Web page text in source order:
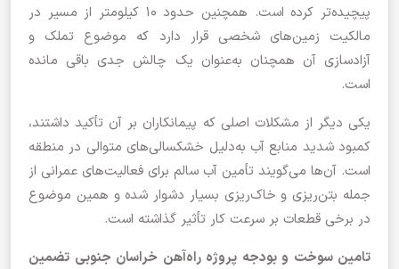
پیچیده‌تر کرده است. همچنین حدود ۱۰ کیلومتر از مسیر در
مالکیت زمین‌های شخصی قرار دارد که موضوع تملک و
آزادسازی آن همچنان به‌عنوان یک چالش جدی باقی مانده
است.
یکی دیگر از مشکلات اصلی که پیمانکاران بر آن تأکید داشتند،
کمبود شدید منابع آب به‌دلیل خشکسالی‌های متوالی در منطقه
است. آن‌ها می‌گویند تأمین آب سالم برای فعالیت‌های عمرانی از
جمله بتن‌ریزی و خاک‌ریزی بسیار دشوار شده و همین موضوع
در برخی قطعات بر سرعت کار تأثیر گذاشته است.
تامین سوخت و بودجه پروژه راه‌آهن خراسان جنوبی تضمین